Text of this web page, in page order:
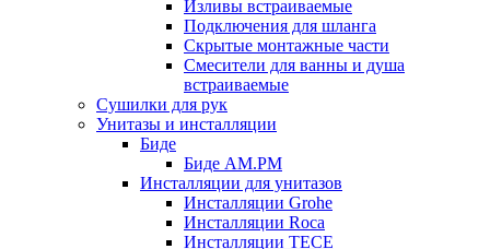
Изливы встраиваемые
Подключения для шланга
Скрытые монтажные части
Смесители для ванны и душа
встраиваемые
Сушилки для рук
Унитазы и инсталляции
Биде
Биде AM.PM
Инсталляции для унитазов
Инсталляции Grohe
Инсталляции Roca
Инсталляции TECE